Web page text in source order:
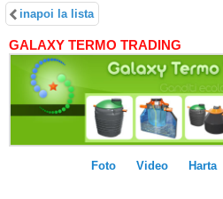
inapoi la lista
GALAXY TERMO TRADING
Foto Video Harta